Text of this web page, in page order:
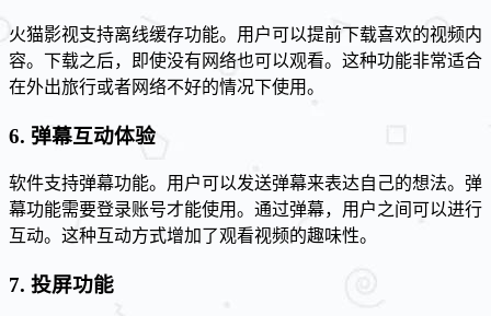
火猫影视支持离线缓存功能。用户可以提前下载喜欢的视频内
容。下载之后，即使没有网络也可以观看。这种功能非常适合
在外出旅行或者网络不好的情况下使用。
6. 弹幕互动体验
软件支持弹幕功能。用户可以发送弹幕来表达自己的想法。弹
幕功能需要登录账号才能使用。通过弹幕，用户之间可以进行
互动。这种互动方式增加了观看视频的趣味性。
7. 投屏功能